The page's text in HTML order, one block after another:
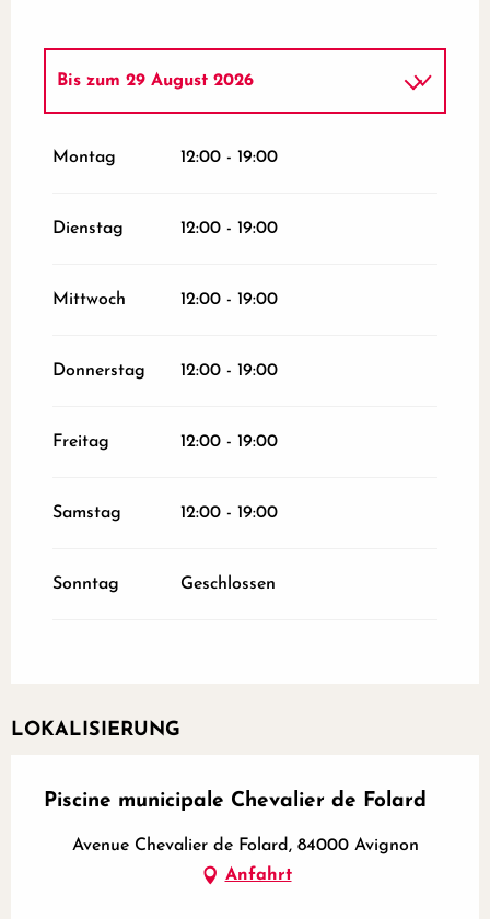
Bis zum 29 August 2026
Montag 12:00 - 19:00
Dienstag 12:00 - 19:00
Mittwoch 12:00 - 19:00
Donnerstag 12:00 - 19:00
Freitag 12:00 - 19:00
Samstag 12:00 - 19:00
Sonntag Geschlossen
LOKALISIERUNG
Piscine municipale Chevalier de Folard
Avenue Chevalier de Folard, 84000 Avignon
Anfahrt